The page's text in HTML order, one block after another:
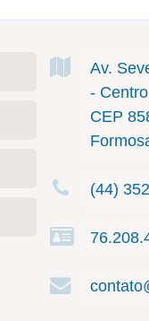
Av.
- Centro
CEP
(44)